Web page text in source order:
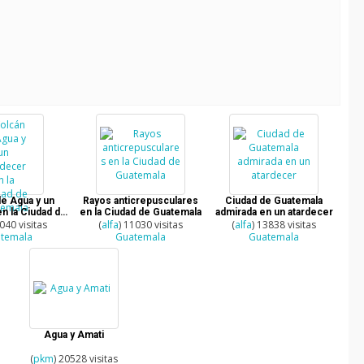
Agua y un
la Ciudad de
visitas
Rayos anticrepusculares
en la Ciudad de Guatemala
(alfa) 11030 visitas
Guatemala
Ciudad de Guatemala
admirada en un atardecer
(alfa) 13838 visitas
Guatemala
Agua y Amati
(pkm) 20528 visitas